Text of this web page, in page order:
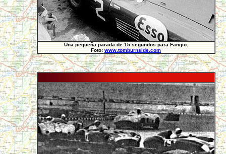
Una pequeña parada de 15 segundos para Fangio.
Foto: www.tomburnside.com